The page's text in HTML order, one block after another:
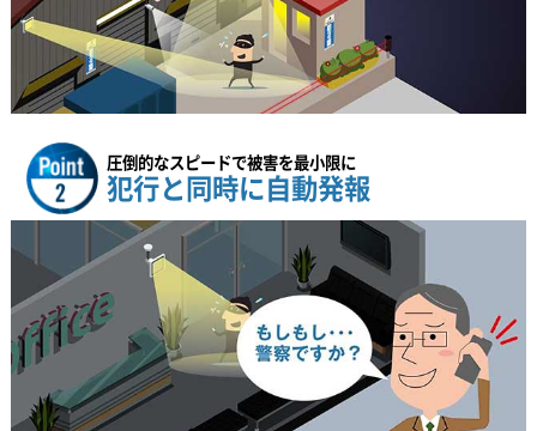
圧倒的なスピードで被害を最小限に
犯行と同時に自動発報